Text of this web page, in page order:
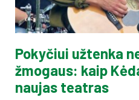
Pokyčiui užtenka
žmogaus: kaip
naujas teatras